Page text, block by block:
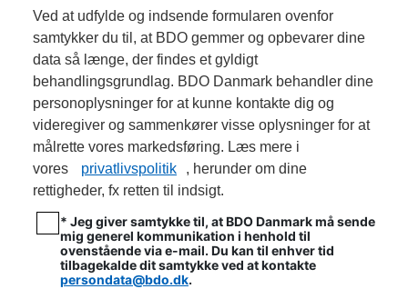
Ved at udfylde og indsende formularen ovenfor
samtykker du til, at BDO gemmer og opbevarer dine
data så længe, der findes et gyldigt
behandlingsgrundlag. BDO Danmark behandler dine
personoplysninger for at kunne kontakte dig og
videregiver og sammenkører visse oplysninger for at
målrette vores markedsføring. Læs mere i
vores
privatlivspolitik
, herunder om dine
rettigheder, fx retten til indsigt.
* Jeg giver samtykke til, at BDO Danmark må sende
mig generel kommunikation i henhold til
ovenstående via e-mail. Du kan til enhver tid
tilbagekalde dit samtykke ved at kontakte
persondata@bdo.dk.